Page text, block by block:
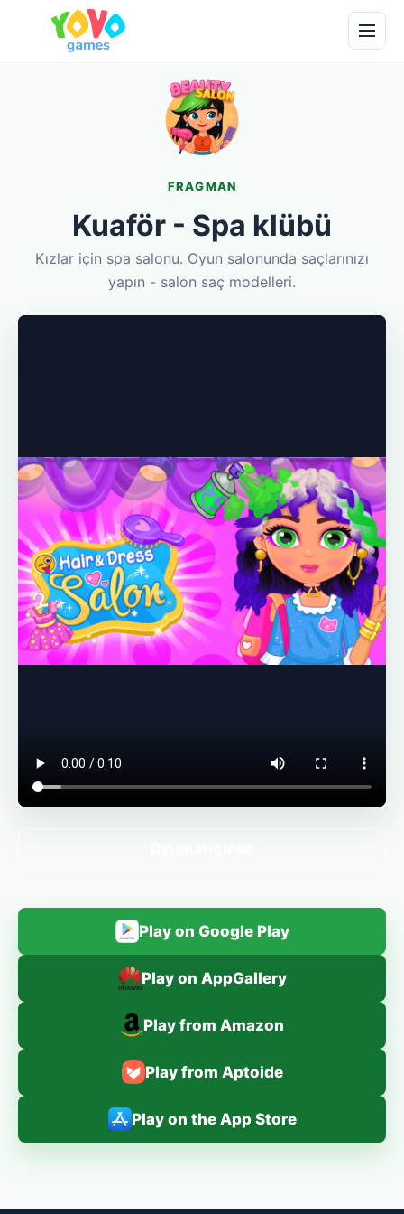
FRAGMAN
Kuaför - Spa klübü
Kızlar için spa salonu. Oyun salonunda saçlarınızı
yapın - salon saç modelleri.
Play on Google Play
Play on AppGallery
Play from Amazon
Play from Aptoide
Play on the App Store